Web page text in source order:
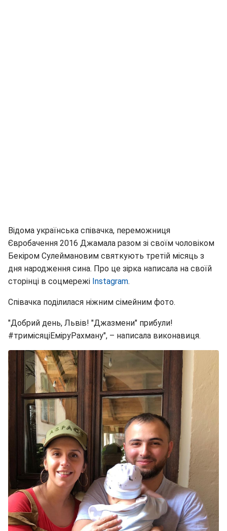
Відома українська співачка, переможниця
Євробачення 2016 Джамала разом зі своїм чоловіком
Бекіром Сулеймановим святкують третій місяць з
дня народження сина. Про це зірка написала на своїй
сторінці в соцмережі Instagram.
Співачка поділилася ніжним сімейним фото.
"Добрий день, Львів! "Джазмени" прибули!
#тримісяціЕміруРахману", – написала виконавиця.